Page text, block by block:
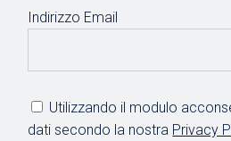
Indirizzo Email
Utilizzando il modulo
dati secondo la nostra Privacy